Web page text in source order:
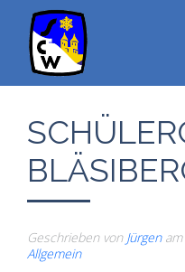
Geschrieben von Jürgenam
Allgemein